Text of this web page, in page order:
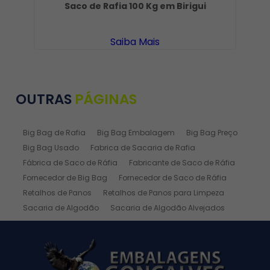
Saco de Rafia 100 Kg em Birigui
Saiba Mais
OUTRAS PÁGINAS
Big Bag de Rafia Big Bag Embalagem
Big Bag Preço
Big Bag Usado
Fabrica de Sacaria de Rafia
Fábrica de Saco de Ráfia
Fabricante de Saco de Ráfia
Fornecedor de Big Bag
Fornecedor de Saco de Ráfia
Retalhos de Panos
Retalhos de Panos para Limpeza
Sacaria de Algodão
Sacaria de Algodão Alvejados
Sacaria de Ráfia
Sacaria de Rafia Laminada
Saco de Rafia
Saco de Rafia 100 Kg
Saco de Rafia 20kg
Saco de Ráfia 25 Kg